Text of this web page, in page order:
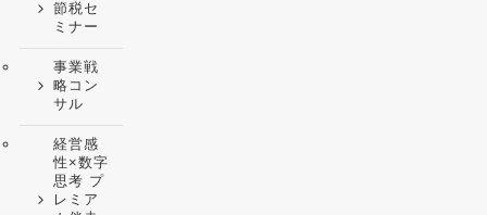
節税セ
ミナー
事業戦
略コン
サル
経営感
性×数字
思考 プ
レミア